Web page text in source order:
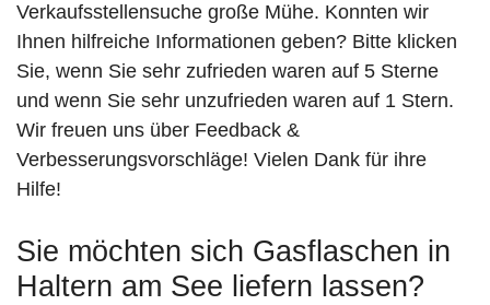
Verkaufsstellensuche große Mühe. Konnten wir
Ihnen hilfreiche Informationen geben? Bitte klicken
Sie, wenn Sie sehr zufrieden waren auf 5 Sterne
und wenn Sie sehr unzufrieden waren auf 1 Stern.
Wir freuen uns über Feedback &
Verbesserungsvorschläge! Vielen Dank für ihre
Hilfe!
Sie möchten sich Gasflaschen in
Haltern am See liefern lassen?